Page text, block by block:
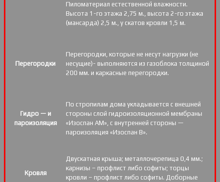
Пиломатериал естественной влажности.
Высота 1-го этажа 2,75 м., высота 2-го этажа
(мансарда) 2,5 м., у скатов кровли 1,5 м.
Перегородки
Перегородки, которые не несут нагрузки (не
несущие)- выполняются из газоблока толщиной
200 мм. и каркасные перегородки.
Гидро — и
пароизоляция
По стропилам дома укладывается с внешней
стороны слой гидроизоляционной мембраны
«Изоспан АМ», с внутренней стороны —
пароизоляция «Изоспан B».
Кровля
Двускатная крыша; металлочерепица 0,4 мм.;
карнизы – профлист либо софиты; торцы
кровли – профлист либо софиты. Доборные